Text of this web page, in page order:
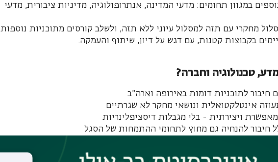
במגוון תחומים: מדעי המדינה, אנתרופולוגיה, מדיניות ציבורית, מדעי
מחקרי עם תזה למסלול עיוני ללא תזה, ולשלב קורסים מתוכניות נוספות
בקבוצות קטנות, עם דגש על דיון, שיתוף והעמקה.
טכנולוגיה וחברה?
חיבור לתוכניות דומות באירופה וארה״ב
אינטלקטואלית ונושאי מחקר לא שגרתיים
ויצירתית - בלי מגבלות דיסציפלינריות
חיבור להנחיה גם מחוץ לתחומי ההתמחות של הסגל
צעירים לצד כאלה שחוזרים ללמוד אחרי הפסקה